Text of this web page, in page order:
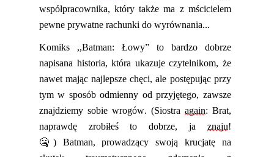
współpracownika, który także ma z mścicielem
pewne prywatne rachunki do wyrównania...
Komiks ,,Batman: Łowy” tobardzo dobrze
napisana historia, która ukazuje czytelnikom, że
nawetmając najlepsze chęci, ale postępując przy
tymw sposób odmienny od przyjętego, zawsze
znajdziemy sobie wrogów. (Siostra again: Brat,
naprawdę zrobiłeś to dobrze, ja znaju!
🤐) Batman, prowadzący swoją krucjatę na